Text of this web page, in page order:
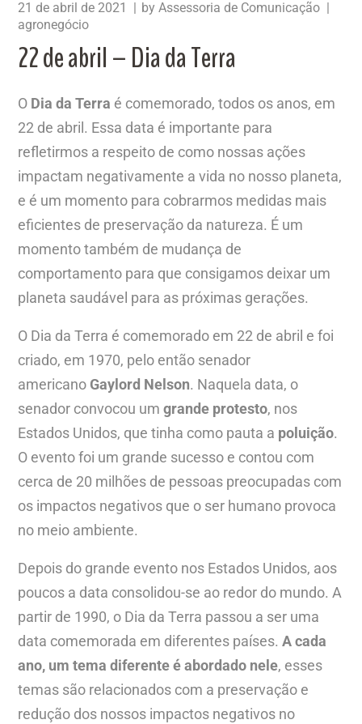
21 de abril de 2021 byAssessoria de Comunicação
agronegócio
22 de abril – Dia da Terra
O Dia da Terra é comemorado, todos os anos, em
22 de abril. Essa data é importante para
refletirmos a respeito de como nossas ações
impactam negativamente a vida no nosso planeta,
e é um momento para cobrarmos medidas mais
eficientes de preservação da natureza. É um
momento também de mudança de
comportamento para que consigamos deixar um
planeta saudável para as próximas gerações.
O Dia da Terra é comemorado em 22 de abril e foi
criado, em 1970, pelo então senador
americano Gaylord Nelson. Naquela data, o
senador convocou umgrande protesto, nos
Estados Unidos, que tinha como pauta a poluição.
O evento foi um grande sucesso e contou com
cerca de 20 milhões de pessoas preocupadas com
os impactos negativos que o ser humano provoca
no meio ambiente.
Depois do grande evento nos Estados Unidos, aos
poucos a data consolidou-se ao redor do mundo. A
partir de 1990, o Dia da Terra passou a ser uma
data comemorada em diferentes países.A cada
ano, um tema diferente é abordado nele, esses
temas são relacionados com a preservação e
redução dos nossos impactos negativos no